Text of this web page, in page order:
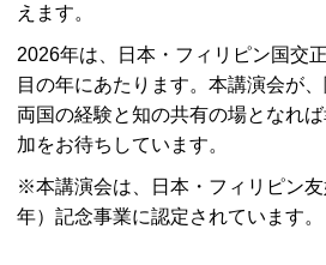
えます。
2026年は、日本・フィリピン国交
目の年にあたります。本講演会が
両国の経験と知の共有の場となれ
加をお待ちしています。
※本講演会は、日本・フィリピン
年）記念事業に認定されています。